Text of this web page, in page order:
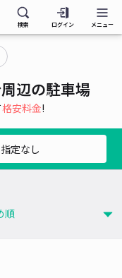
検索 ログイン メニュー
辺の駐車場
格安料金!
指定なし